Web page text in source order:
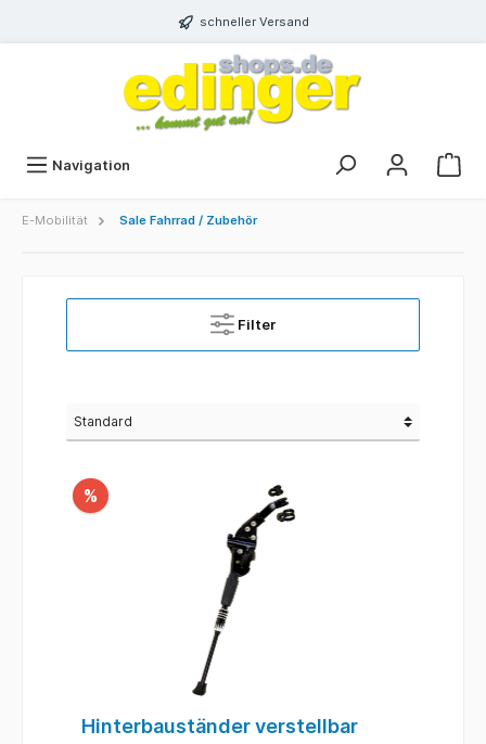
schneller Versand
Navigation
E-Mobilität Sale Fahrrad / Zubehör
Filter
%
Hinterbauständer verstellbar